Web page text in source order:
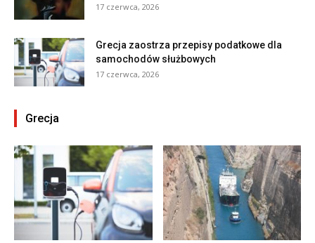
17 czerwca, 2026
Grecja zaostrza przepisy podatkowe dla
samochodów służbowych
17 czerwca, 2026
Grecja